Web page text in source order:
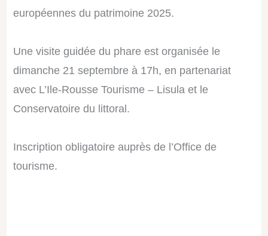
européennes du patrimoine 2025.
Une visite guidée du phare est organisée le
dimanche 21 septembre à 17h, en partenariat
avec L’Ile-Rousse Tourisme – Lisulaet le
Conservatoire du littoral.
Inscription obligatoire auprès de l’Office de
tourisme.